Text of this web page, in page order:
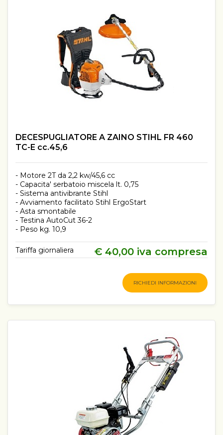
DECESPUGLIATORE A ZAINO STIHL FR 460
TC-E cc.45,6
- Motore 2T da 2,2 kw/45,6 cc
- Capacita' serbatoio miscela lt. 0,75
- Sistema antivibrante Stihl
- Avviamento facilitato Stihl ErgoStart
- Asta smontabile
- Testina AutoCut 36-2
- Peso kg. 10,9
Tariffa giornaliera € 40,00 iva compresa
RICHIEDI INFORMAZIONI